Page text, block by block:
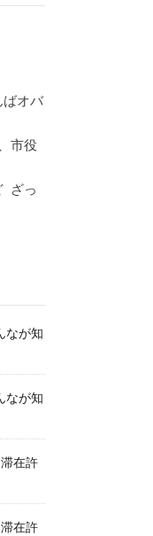
ばオバ
市役
ざっ
なが知
なが知
在許
在許